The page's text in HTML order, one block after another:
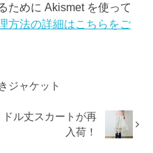
ために Akismet を使って
方法の詳細はこちらをご
ジャケット
ル丈スカートが再
入荷！